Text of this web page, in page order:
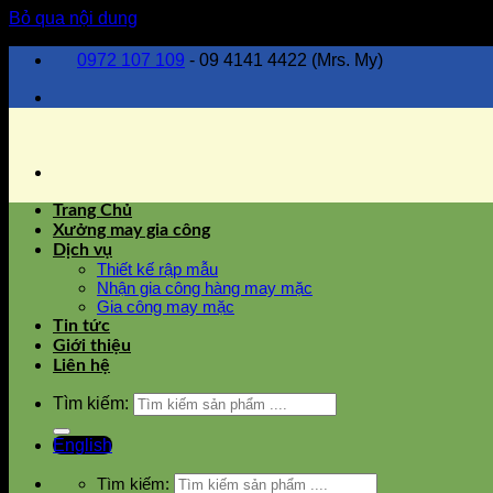
Bỏ qua nội dung
0972 107 109 - 09 4141 4422 (Mrs. My)
Trang Chủ
Xưởng may gia công
Dịch vụ
Thiết kế rập mẫu
Nhận gia công hàng may mặc
Gia công may mặc
Tin tức
Giới thiệu
Liên hệ
Tìm kiếm:
English
Tìm kiếm: